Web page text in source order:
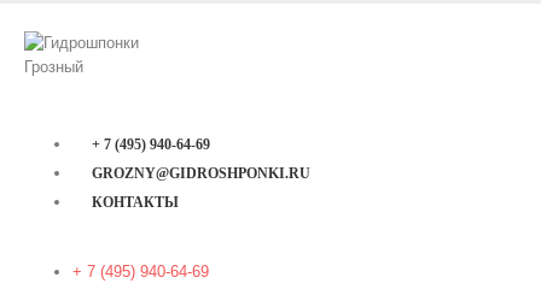
+ 7 (495) 940-64-69
GROZNY@GIDROSHPONKI.RU
КОНТАКТЫ
+ 7 (495) 940-64-69